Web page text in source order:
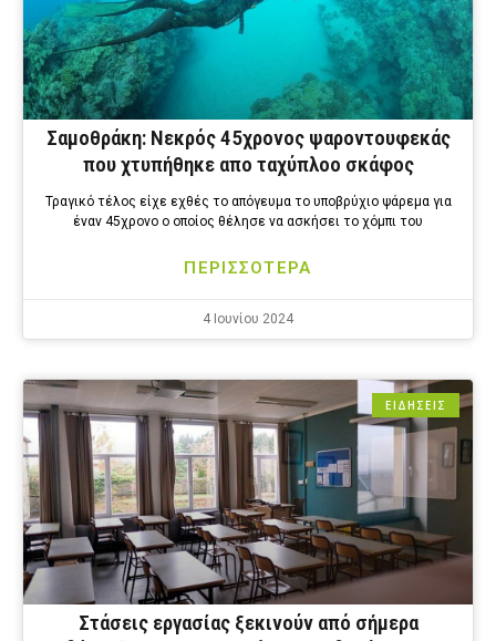
Σαμοθράκη: Νεκρός 45χρονος ψαροντουφεκάς
που χτυπήθηκε απο ταχύπλοο σκάφος
Τραγικό τέλος είχε εχθές το απόγευμα το υποβρύχιο ψάρεμα για
έναν 45χρονο ο οποίος θέλησε να ασκήσει το χόμπι του
ΠΕΡΙΣΣΟΤΕΡΑ
4 Ιουνίου 2024
ΕΙΔΗΣΕΙΣ
Στάσεις εργασίας ξεκινούν από σήμερα